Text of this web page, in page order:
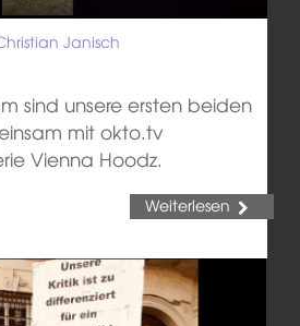
Janisch
sind unsere ersten beiden
mit okto.tv
Vienna Hoodz.
Weiterlesen